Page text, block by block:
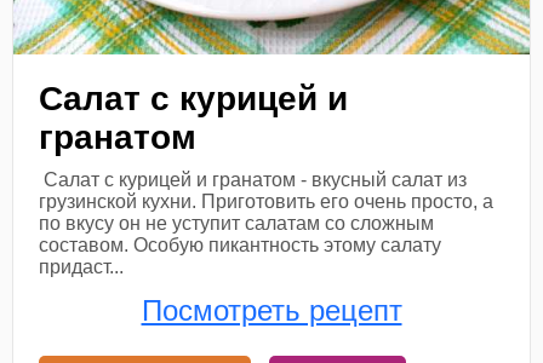
Салат с курицей и
гранатом
Салат с курицей и гранатом - вкусный салат из
грузинской кухни. Приготовить его очень просто, а
по вкусу он не уступит салатам со сложным
составом. Особую пикантность этому салату
придаст...
Посмотреть рецепт